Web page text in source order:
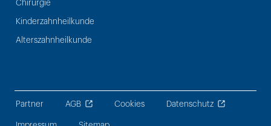
Chirurgie
Kinderzahnheilkunde
Alterszahnheilkunde
Partner AGB Cookies Datenschutz